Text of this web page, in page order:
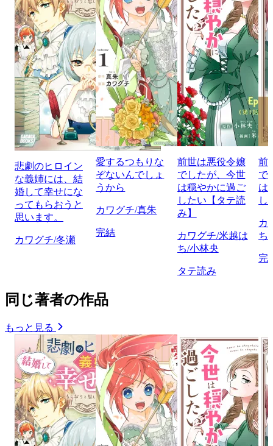
悲劇のヒロイン
な義姉には、結
婚して幸せにな
ってもらおうと
思います。
カワグチ/冬瀬
愛するつもりな
ぞないんでしょ
うから
カワグチ/真朱
完結
前世は悪役令嬢
でしたが、今世
は穏やかに過ご
したい【タテ読
み】
カワグチ/米越は
ち/小林央
タテ読み
前
で
は
し
カ
ち/
完
同じ著者の作品
もっと見る